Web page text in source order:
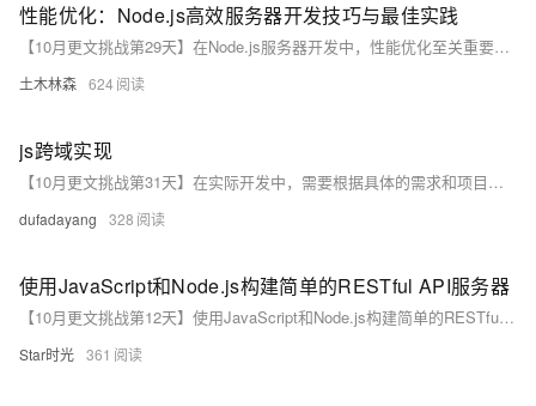
性能优化：Node.js高效服务器开发技巧与最佳实践
【10月更文挑战第29天】在Node.js服务器开发中，性能优化至关重要。本文介绍了几种高效开发的最佳实践，包括使用缓存策略、采用异步编程、实施负载均衡和性能监控。通过示例代码展示了如何实现这些技术，帮助开发者构建更快、更稳定的Node.js应用。
土木林森 624
js跨域实现
【10月更文挑战第31天】在实际开发中，需要根据具体的需求和项目情况选择合适的跨域解决方案。
dufadayang 328
使用JavaScript和Node.js构建简单的RESTful API服务器
【10月更文挑战第12天】使用JavaScript和Node.js构建简单的RESTful API服务器
Star时光 361